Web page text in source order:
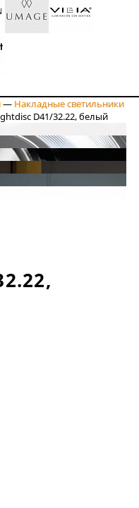
— Накладные светильники
D41/32.22, белый